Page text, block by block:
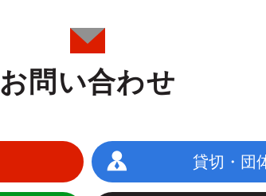
お問い合わせ
貸切・団